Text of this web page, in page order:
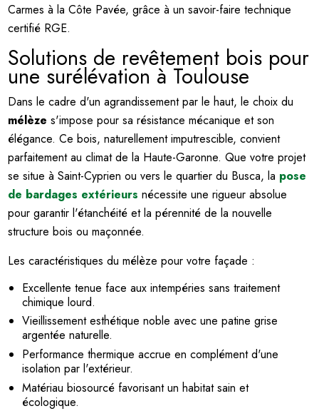
Carmes à la Côte Pavée, grâce à un savoir-faire technique
certifié RGE.
Solutions de revêtement bois pour
une surélévation à Toulouse
Dans le cadre d'un agrandissement par le haut, le choix du
mélèze s'impose pour sa résistance mécanique et son
élégance. Ce bois, naturellement imputrescible, convient
parfaitement au climat de la Haute-Garonne. Que votre projet
se situe à Saint-Cyprien ou vers le quartier du Busca, la pose
de bardages extérieurs nécessite une rigueur absolue
pour garantir l'étanchéité et la pérennité de la nouvelle
structure bois ou maçonnée.
Les caractéristiques du mélèze pour votre façade :
Excellente tenue face aux intempéries sans traitement
chimique lourd.
Vieillissement esthétique noble avec une patine grise
argentée naturelle.
Performance thermique accrue en complément d'une
isolation par l'extérieur.
Matériau biosourcé favorisant un habitat sain et
écologique.